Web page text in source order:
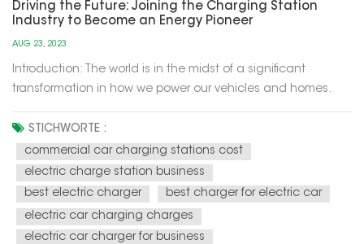
Driving the Future: Joining the Charging Station
Industry to Become an Energy Pioneer
AUG 23, 2023
Introduction: The world is in the midst of a significant
transformation in how we power our vehicles and homes.
and the demand for charging infrastructure is soaring. This
presents a unique opportunity for individuals and
businesses to en...
STICHWORTE :
commercial car charging stations cost
electric charge station business
best electric charger
best charger for electric car
electric car charging charges
electric car charger for business